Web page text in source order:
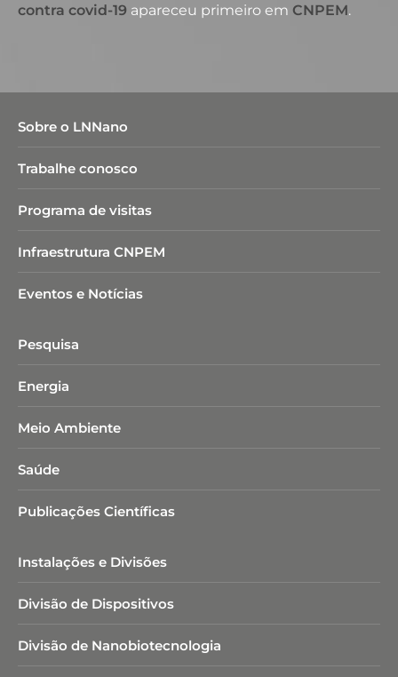
contra covid-19 apareceu primeiro em CNPEM.
Sobre o LNNano
Trabalhe conosco
Programa de visitas
Infraestrutura CNPEM
Eventos e Notícias
Pesquisa
Energia
Meio Ambiente
Saúde
Publicações Científicas
Instalações e Divisões
Divisão de Dispositivos
Divisão de Nanobiotecnologia​